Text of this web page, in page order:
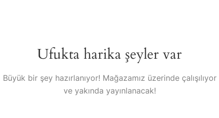
Ufukta harika şeyler var
Büyük bir şey hazırlanıyor! Mağazamız üzerinde çalışılıyor
ve yakında yayınlanacak!